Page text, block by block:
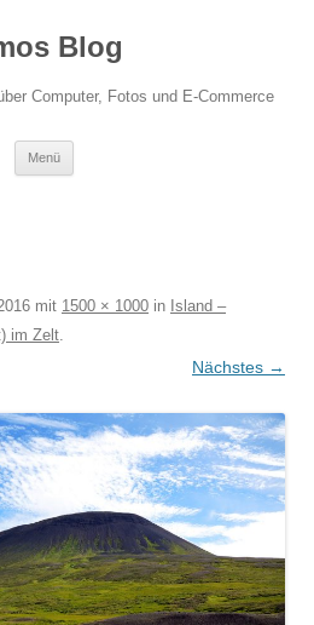
Blog
Computer, Fotos und E-Commerce
Menü
mit 1500 × 1000 in Island –
im Zelt.
Nächstes →